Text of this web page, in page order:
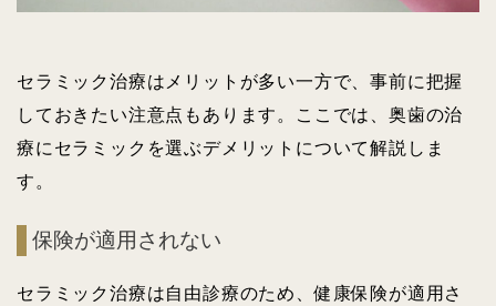
セラミック治療はメリットが多い一方で、事前に把握
しておきたい注意点もあります。ここでは、奥歯の治
療にセラミックを選ぶデメリットについて解説しま
す。
保険が適用されない
セラミック治療は自由診療のため、健康保険が適用さ